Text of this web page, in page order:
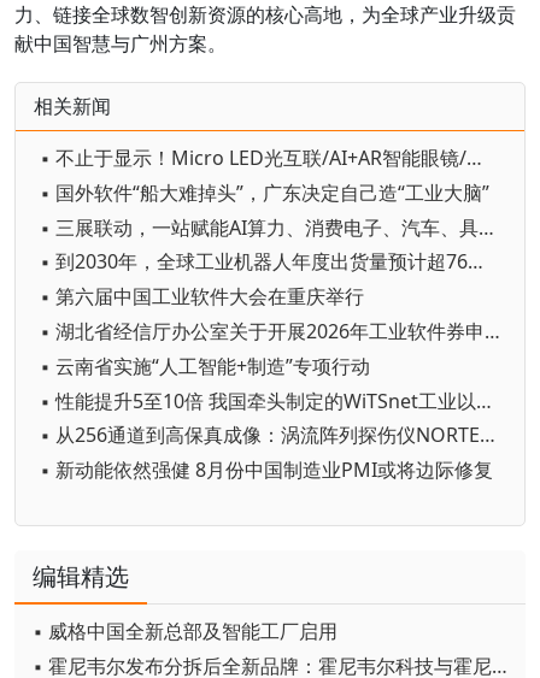
力、链接全球数智创新资源的核心高地，为全球产业升级贡
献中国智慧与广州方案。
相关新闻
▪ 不止于显示！Micro LED光互联/AI+AR智能眼镜/玻璃基板TGV等全新赛道集中亮相，创新动能尽在2026深圳国际全触与显示展
▪ 国外软件“船大难掉头”，广东决定自己造“工业大脑”
▪ 三展联动，一站赋能AI算力、消费电子、汽车、具身机器人与智能制造产业链资源对接
▪ 到2030年，全球工业机器人年度出货量预计超76万台
▪ 第六届中国工业软件大会在重庆举行
▪ 湖北省经信厅办公室关于开展2026年工业软件券申领工作的通知
▪ 云南省实施“人工智能+制造”专项行动
▪ 性能提升5至10倍 我国牵头制定的WiTSnet工业以太网国际标准正式发布
▪ 从256通道到高保真成像：涡流阵列探伤仪NORTEC™ 700用硬核实力定义涡流检测新高度
▪ 新动能依然强健 8月份中国制造业PMI或将边际修复
编辑精选
▪ 威格中国全新总部及智能工厂启用
▪ 霍尼韦尔发布分拆后全新品牌：霍尼韦尔科技与霍尼韦尔航空航天